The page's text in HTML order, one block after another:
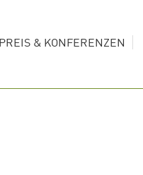
& KONFERENZEN